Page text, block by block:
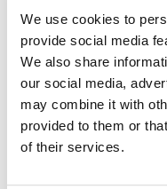
We use cookies to
provide social media
We also share
our social media,
may combine it with
provided to them or
of their services.